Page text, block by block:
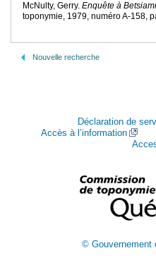
McNulty, Gerry. Enquête à
toponymie, 1979, numéro A-158,
Nouvelle recherche
Déclaration de
Accès à l’information
© Gouvernement